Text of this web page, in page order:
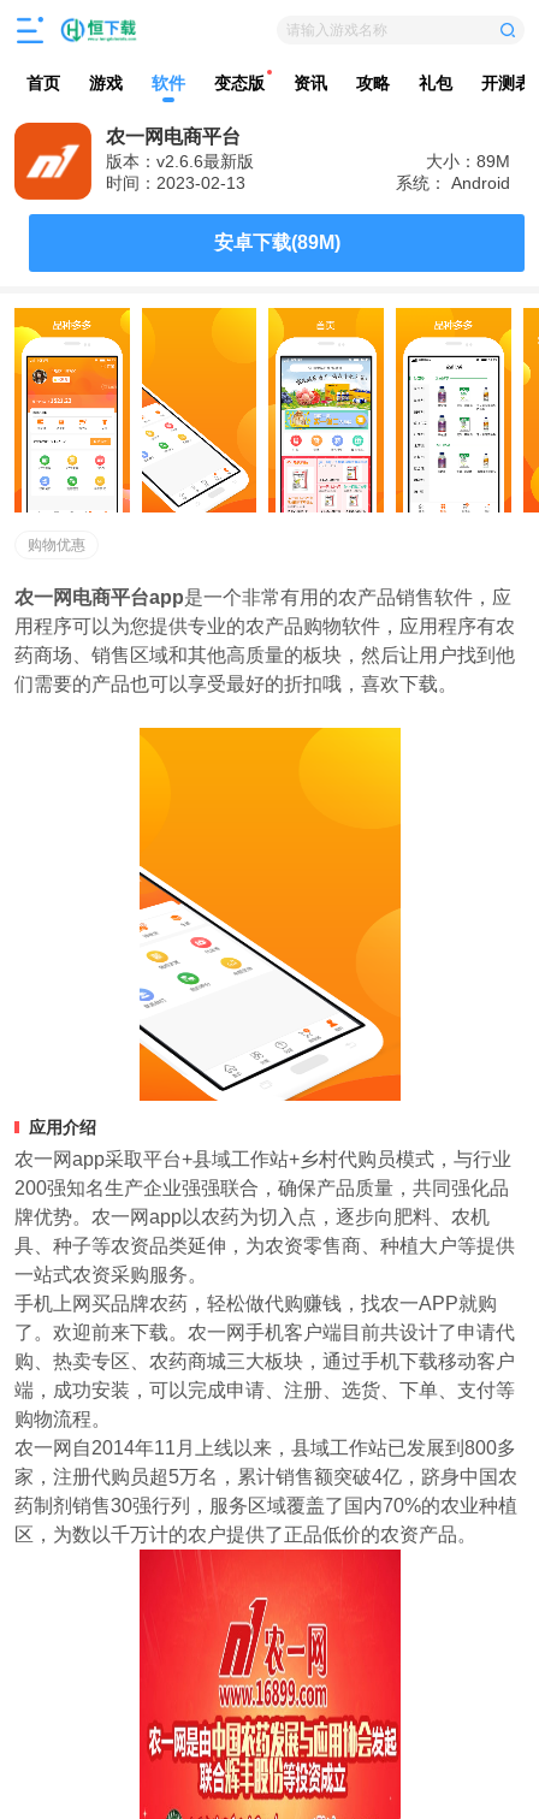
请输入游戏名称
首页 游戏 软件 变态版 资讯 攻略 礼包 开测表
农一网电商平台
版本：v2.6.6最新版
大小：89M
时间：2023-02-13
系统： Android
安卓下载(89M)
购物优惠
农一网电商平台app是一个非常有用的农产品销售软件，应
用程序可以为您提供专业的农产品购物软件，应用程序有农
药商场、销售区域和其他高质量的板块，然后让用户找到他
们需要的产品也可以享受最好的折扣哦，喜欢下载。
应用介绍
农一网app采取平台+县域工作站+乡村代购员模式，与行业
200强知名生产企业强强联合，确保产品质量，共同强化品
牌优势。农一网app以农药为切入点，逐步向肥料、农机
具、种子等农资品类延伸，为农资零售商、种植大户等提供
一站式农资采购服务。
手机上网买品牌农药，轻松做代购赚钱，找农一APP就购
了。欢迎前来下载。农一网手机客户端目前共设计了申请代
购、热卖专区、农药商城三大板块，通过手机下载移动客户
端，成功安装，可以完成申请、注册、选货、下单、支付等
购物流程。
农一网自2014年11月上线以来，县域工作站已发展到800多
家，注册代购员超5万名，累计销售额突破4亿，跻身中国农
药制剂销售30强行列，服务区域覆盖了国内70%的农业种植
区，为数以千万计的农户提供了正品低价的农资产品。